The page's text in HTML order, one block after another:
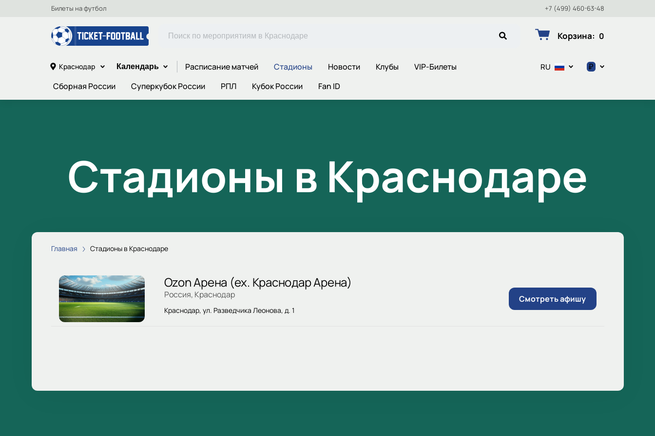
Билеты на футбол +7 (499) 460-63-48
Корзина: 0
Краснодар Календарь Расписание матчей Стадионы Новости Клубы
VIP-Билеты
Сборная России
Суперкубок России РПЛ Кубок России Fan ID
RU ₽
Стадионы в Краснодаре
Главная Стадионы в Краснодаре
Ozon Арена (ex. Краснодар Арена)
Россия, Краснодар
Краснодар, ул. Разведчика Леонова, д. 1
Смотреть афишу